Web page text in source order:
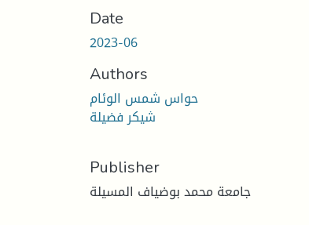
Date
2023-06
Authors
حواس شمس الوئام
شيكر فضيلة
Publisher
جامعة محمد بوضياف المسيلة